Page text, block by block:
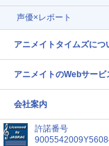
声優×レポート
アニメイトタイムズにつ
アニメイトのWebサービ
会社案内
許諾番号